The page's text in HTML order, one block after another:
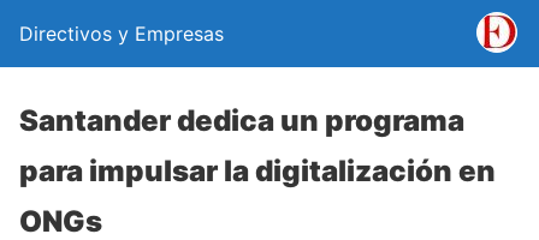
Directivos y Empresas
Santander dedica un programa
para impulsar la digitalización en
ONGs